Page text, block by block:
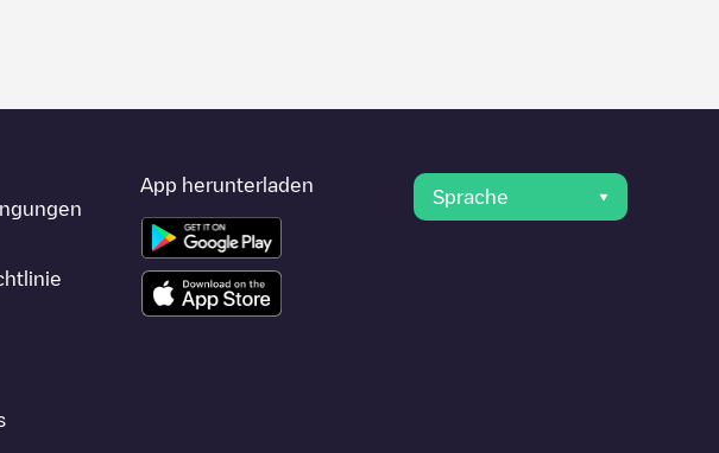
App herunterladen
Sprache